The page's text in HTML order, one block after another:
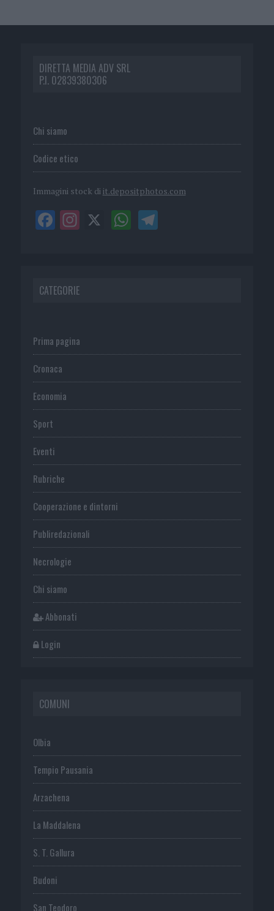
DIRETTA MEDIA ADV SRL
P.I. 02839380306
Chi siamo
Codice etico
Immagini stock di it.depositphotos.com
CATEGORIE
Prima pagina
Cronaca
Economia
Sport
Eventi
Rubriche
Cooperazione e dintorni
Publiredazionali
Necrologie
Chi siamo
Abbonati
Login
COMUNI
Olbia
Tempio Pausania
Arzachena
La Maddalena
S. T. Gallura
Budoni
San Teodoro